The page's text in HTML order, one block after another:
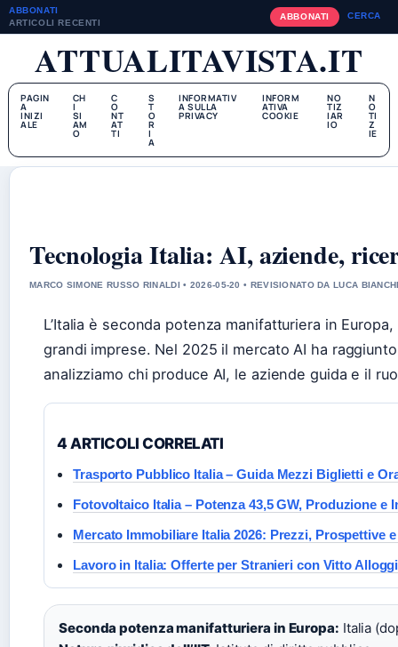
ABBONATI
ARTICOLI RECENTI
ABBONATI CERCA
ATTUALITAVISTA.IT
PAGIN
A
INIZI
ALE
CH
I
SI
AM
O
C
O
NT
AT
TI
S
T
O
R
I
A
INFORMATIV
A SULLA
PRIVACY
INFORM
ATIVA
COOKIE
NO
TIZ
IAR
IO
N
O
TI
Z
IE
Tecnologia Italia: AI, aziende,
MARCO SIMONE RUSSO RINALDI • 2026-05-20 • REVISIONATO DA LUCA
L’Italia è seconda potenza manifatturiera in
grandi imprese. Nel 2025 il mercato AI ha
analizziamo chi produce AI, le aziende guida e il
4 ARTICOLI CORRELATI
Trasporto Pubblico Italia – Guida Mezzi Biglietti e
Fotovoltaico Italia – Potenza 43,5 GW, Produzione e
Mercato Immobiliare Italia 2026: Prezzi, Prospettive
Lavoro in Italia: Offerte per Stranieri con Vitto
Seconda potenza manifatturiera in Europa: Italia